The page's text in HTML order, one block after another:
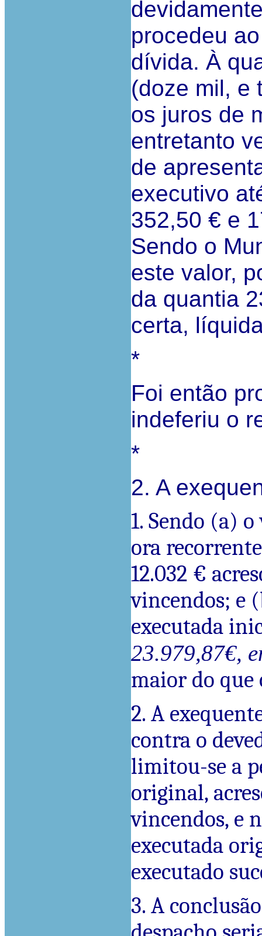
procedeu
dívida. À
(doze mil, e
os juros de
entretanto
de
executivo
352,50 € e
Sendo o
este valor,
da quantia
certa,
*
Foi então
indeferiu o
*
2. A
1. Sendo (a)
ora
12.032 €
vincendos; e
executada
23.979,87€,
maior do
2. A
contra o
limitou-se a
original,
vincendos, e
executada
executado
3. A